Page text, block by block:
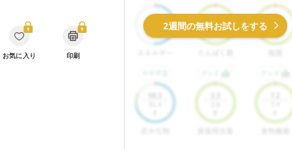
お気に入り 印刷
2週間の無料お試しをする